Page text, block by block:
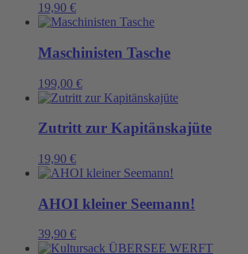
19,90 €
Maschinisten Tasche
199,00 €
Zutritt zur Kapitänskajüte
19,90 €
AHOI kleiner Seemann!
39,90 €